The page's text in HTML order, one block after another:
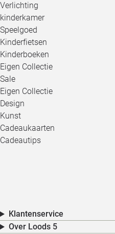
Verlichting
kinderkamer
Speelgoed
Kinderfietsen
Kinderboeken
Eigen Collectie
Sale
Eigen Collectie
Design
Kunst
Cadeaukaarten
Cadeautips
Klantenservice
Over Loods 5